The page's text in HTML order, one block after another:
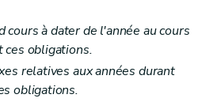
cours à dater de l'année au cours
ces obligations.
relatives aux années durant
obligations.